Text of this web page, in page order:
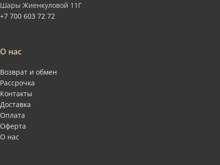
Шары Жиенкуловой 11Г
+7 700 603 72 72
О нас
Возврат и обмен
Рассрочка
Контакты
Доставка
Оплата
Оферта
О нас